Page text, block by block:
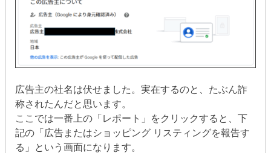
広告主の社名は伏せました。実在するのと、たぶん詐
称されたんだと思います。
ここでは一番上の「レポート」をクリックすると、下
記の「広告またはショッピング リスティングを報告す
る」という画面になります。